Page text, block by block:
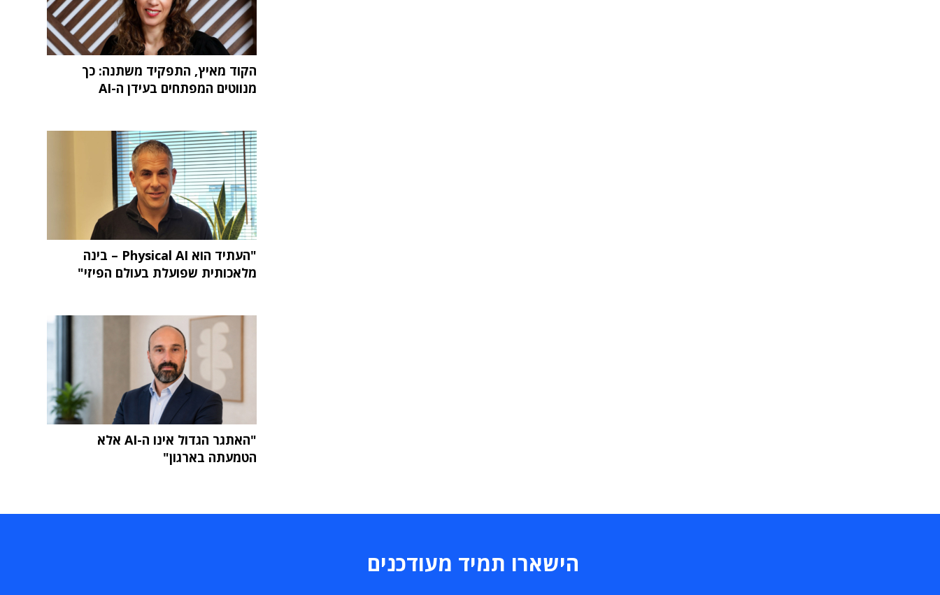
הקוד מאיץ, התפקיד משתנה: כך
מנווטים המפתחים בעידן ה-AI
"העתיד הוא Physical AI – בינה
מלאכותית שפועלת בעולם הפיזי"
"האתגר הגדול אינו ה-AI אלא
הטמעתה בארגון"
הישארו תמיד מעודכנים